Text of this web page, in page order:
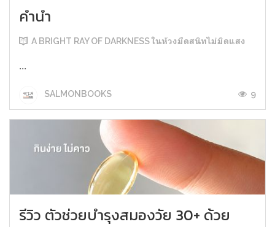
คำนำ
A BRIGHT RAY OF DARKNESS ในห้วงมืดสนิทไม่มิดแสง
...
SALMONBOOKS 9
รีวิว ตัวช่วยบำรุงสมองวัย 30+ ด้วย